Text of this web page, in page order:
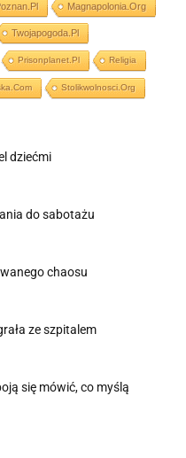
Magnapolonia.org
Twojapogoda.pl
Prisonplanet.pl Religia
Stolikwolnosci.org
dziećmi
do sabotażu
chaosu
ze szpitalem
się mówić, co myślą